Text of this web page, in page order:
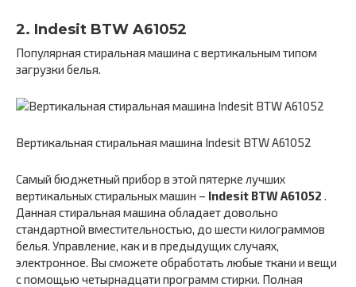
2. Indesit BTW A61052
Популярная стиральная машина с вертикальным типом
загрузки белья.
Вертикальная стиральная машина Indesit BTW A61052
Самый бюджетный прибор в этой пятерке лучших
вертикальных стиральных машин – Indesit BTW A61052 .
Данная стиральная машина обладает довольно
стандартной вместительностью, до шести килограммов
белья. Управление, как и в предыдущих случаях,
электронное. Вы сможете обработать любые ткани и вещи
с помощью четырнадцати программ стирки. Полная